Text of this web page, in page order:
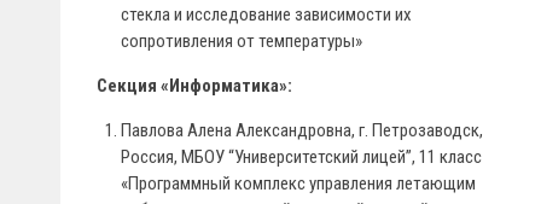
стекла и исследование зависимости их
сопротивления от температуры»
Секция «Информатика»:
Павлова Алена Александровна, г. Петрозаводск,
Россия, МБОУ “Университетский лицей”, 11 класс
«Программный комплекс управления летающим